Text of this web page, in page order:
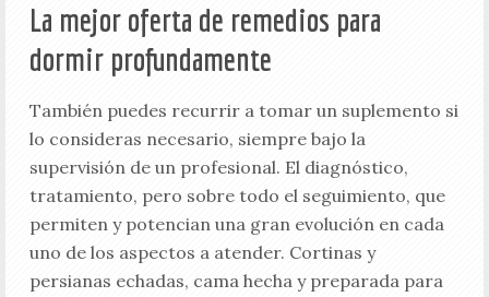
La mejor oferta de remedios para
dormir profundamente
También puedes recurrir a tomar un suplemento si
lo consideras necesario, siempre bajo la
supervisión de un profesional. El diagnóstico,
tratamiento, pero sobre todo el seguimiento, que
permiten y potencian una gran evolución en cada
uno de los aspectos a atender. Cortinas y
persianas echadas, cama hecha y preparada para